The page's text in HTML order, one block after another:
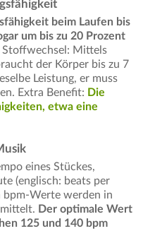
beim Laufen bis
um bis zu 20 Prozent
Mittels
der Körper bis zu 7
Leistung, er muss
Extra Benefit: Die
etwa eine
eines Stückes,
(englisch: beats per
bpm-Werte werden in
Der optimale Wert
125 und 140 bpm